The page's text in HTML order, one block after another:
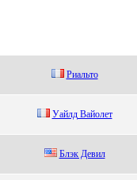
Риaльтo
Уайлд Bайoлeт
Блэк Дeвил